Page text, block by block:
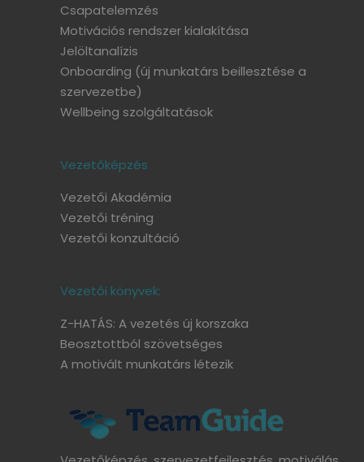
Csapatelemzés
Motivációs rendszer kialakítása
Jelöltanalízis
Onboarding (új munkatárs beillesztése a
szervezetbe)
Wellbeing szolgáltatások
Vezetőképzés
Vezetői Akadémia
Vezetői tréning
Vezetői konzultáció
Vezetői könyvek:
Z-HATÁS: A vezetés új korszaka
Beosztottból szövetséges
A motivált munkatárs létezik